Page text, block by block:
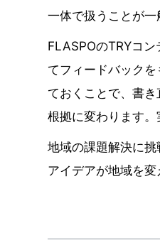
一体で扱うことが一
FLASPOのTRYコ
てフィードバック
ておくことで、書
根拠に変わります
地域の課題解決に
アイデアが地域を変